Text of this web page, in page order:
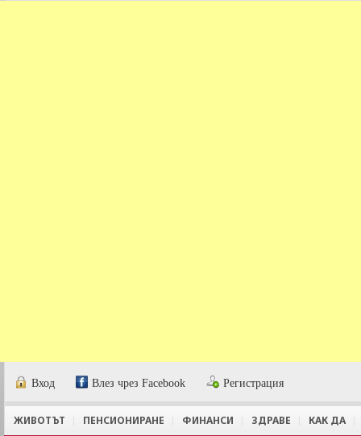
Вход Влез чрез Facebook Регистрация
ЖИВОТЪТ ПЕНСИОНИРАНЕ ФИНАНСИ ЗДРАВЕ КАК ДА